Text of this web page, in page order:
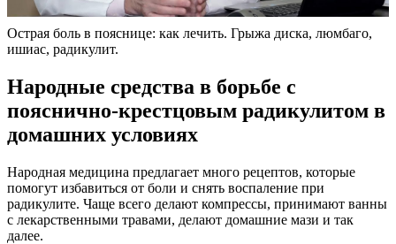
Острая боль в пояснице: как лечить. Грыжа диска, люмбаго,
ишиас, радикулит.
Народные средства в борьбе с
пояснично-крестцовым радикулитом в
домашних условиях
Народная медицина предлагает много рецептов, которые
помогут избавиться от боли и снять воспаление при
радикулите. Чаще всего делают компрессы, принимают ванны
с лекарственными травами, делают домашние мази и так
далее.